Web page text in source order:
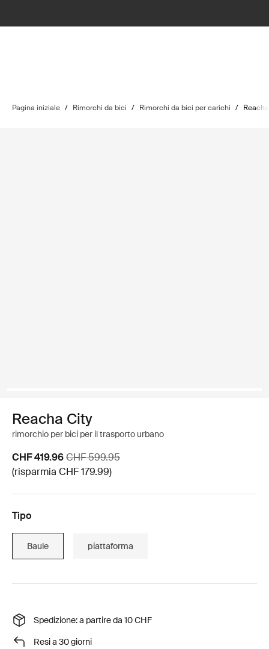
Pagina iniziale / Rimorchi da bici / Rimorchi da bici per carichi /
Reacha City
rimorchio per bici per il trasporto urbano
Prezzo di vendita
CHF 419.96Prezzo originale
CHF 599.95
(risparmia CHF 179.99)
Tipo
Baule piattaforma
Spedizione: a partire da 10 CHF
Resi a 30 giorni